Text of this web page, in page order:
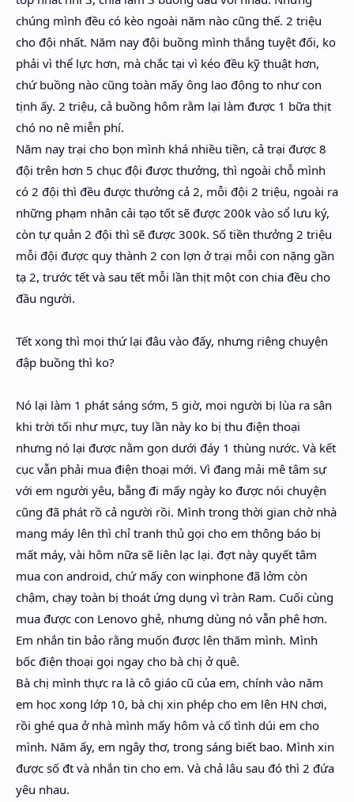
chúng mình đều có kèo ngoài năm nào cũng thế. 2 triệu
cho đội nhất. Năm nay đội buồng mình thắng tuyệt đối, ko
phải vì thể lực hơn, mà chắc tại vì kéo đều kỹ thuật hơn,
chứ buồng nào cũng toàn mấy ông lao động to như con
tịnh ấy. 2 triệu, cả buồng hôm rằm lại làm được 1 bữa thịt
chó no nê miễn phí.
Năm nay trại cho bọn mình khá nhiều tiền, cả trại được 8
đội trên hơn 5 chục đội được thưởng, thì ngoài chỗ mình
có 2 đội thì đều được thưởng cả 2, mỗi đội 2 triệu, ngoài ra
những phạm nhân cải tạo tốt sẽ được 200k vào sổ lưu ký,
còn tự quản 2 đội thì sẽ được 300k. Số tiền thưởng 2 triệu
mỗi đội được quy thành 2 con lợn ở trại mỗi con nặng gần
tạ 2, trước tết và sau tết mỗi lần thịt một con chia đều cho
đầu người.
Tết xong thì mọi thứ lại đâu vào đấy, nhưng riêng chuyện
đập buồng thì ko?
Nó lại làm 1 phát sáng sớm, 5 giờ, mọi người bị lùa ra sân
khi trời tối như mực, tuy lần này ko bị thu điện thoại
nhưng nó lại được nằm gọn dưới đáy 1 thùng nước. Và kết
cục vẫn phải mua điện thoại mới. Vì đang mải mê tâm sự
với em người yêu, bẵng đi mấy ngày ko được nói chuyện
cũng đã phát rồ cả người rồi. Mình trong thời gian chờ nhà
mang máy lên thì chỉ tranh thủ gọi cho em thông báo bị
mất máy, vài hôm nữa sẽ liên lạc lại. đợt này quyết tâm
mua con android, chứ mấy con winphone đã lởm còn
chậm, chạy toàn bị thoát ứng dụng vì tràn Ram. Cuối cùng
mua được con Lenovo ghẻ, nhưng dùng nó vẫn phê hơn.
Em nhắn tin bảo rằng muốn được lên thăm mình. Mình
bốc điện thoại gọi ngay cho bà chị ở quê.
Bà chị mình thực ra là cô giáo cũ của em, chính vào năm
em học xong lớp 10, bà chị xin phép cho em lên HN chơi,
rồi ghé qua ở nhà mình mấy hôm và cố tình dúi em cho
mình. Năm ấy, em ngây thơ, trong sáng biết bao. Mình xin
được số đt và nhắn tin cho em. Và chả lâu sau đó thì 2 đứa
yêu nhau.